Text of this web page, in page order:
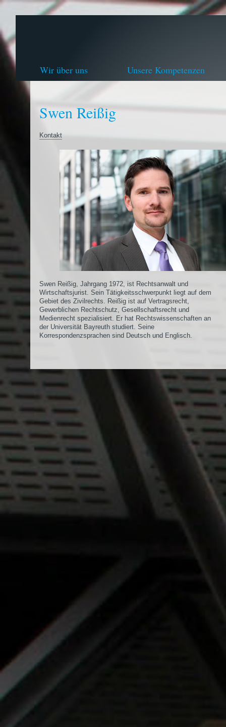
Wir über uns Unsere Kompetenzen
Swen Reißig
Kontakt
Swen Reißig, Jahrgang 1972, ist Rechtsanwalt und
Wirtschaftsjurist. Sein Tätigkeitsschwerpunkt liegt auf dem
Gebiet des Zivilrechts. Reißig ist auf Vertragsrecht,
Gewerblichen Rechtschutz, Gesellschaftsrecht und
Medienrecht spezialisiert. Er hat Rechtswissenschaften an
der Universität Bayreuth studiert. Seine
Korrespondenzsprachen sind Deutsch und Englisch.